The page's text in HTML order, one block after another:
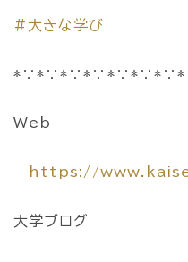
#大きな学び
*∵*∵*∵*∵*∵*∵*∵*
Web
https://
大学ブログ